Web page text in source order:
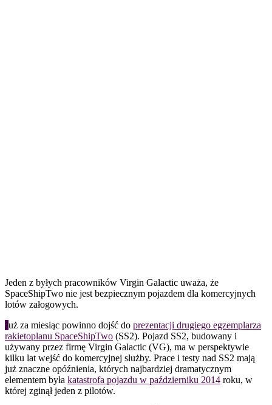
Jeden z byłych pracowników Virgin Galactic uważa, że
SpaceShipTwo nie jest bezpiecznym pojazdem dla komercyjnych
lotów załogowych.
Już za miesiąc powinno dojść do prezentacji drugiego egzemplarza
rakietoplanu SpaceShipTwo (SS2). Pojazd SS2, budowany i
używany przez firmę Virgin Galactic (VG), ma w perspektywie
kilku lat wejść do komercyjnej służby. Prace i testy nad SS2 mają
już znaczne opóźnienia, których najbardziej dramatycznym
elementem była katastrofa pojazdu w październiku 2014 roku, w
której zginął jeden z pilotów.